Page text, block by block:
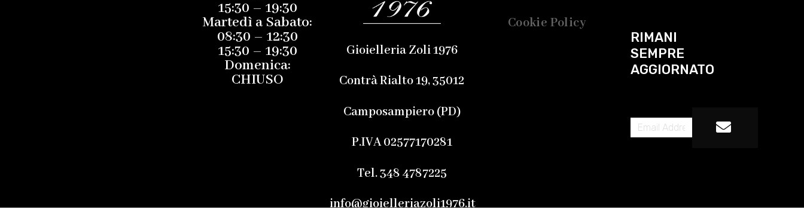
15:30 – 19:30
Martedì a Sabato:
08:30 – 12:30
15:30 – 19:30
Domenica:
CHIUSO
Gioielleria Zoli 1976
Contrà Rialto 19, 35012
Camposampiero (PD)
P.IVA 02577170281
Tel. 348 4787225
info@gioielleriazoli1976.it
Cookie Policy
RIMANI
SEMPRE
AGGIORNATO